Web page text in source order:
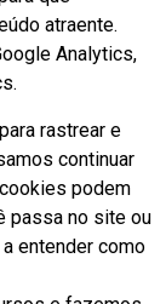
atraente.
Analytics,
rastrear e
continuar
podem
passa no site ou
entender como